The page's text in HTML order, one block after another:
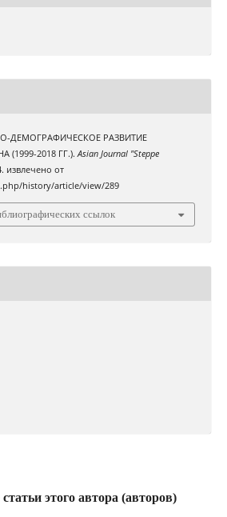
ДЕМОГРАФИЧЕСКОЕ РАЗВИТИЕ
(1999-2018 ГГ.).Asian Journal "Steppe
извлечено от
history/article/view/289
ссылок
этого автора (авторов)